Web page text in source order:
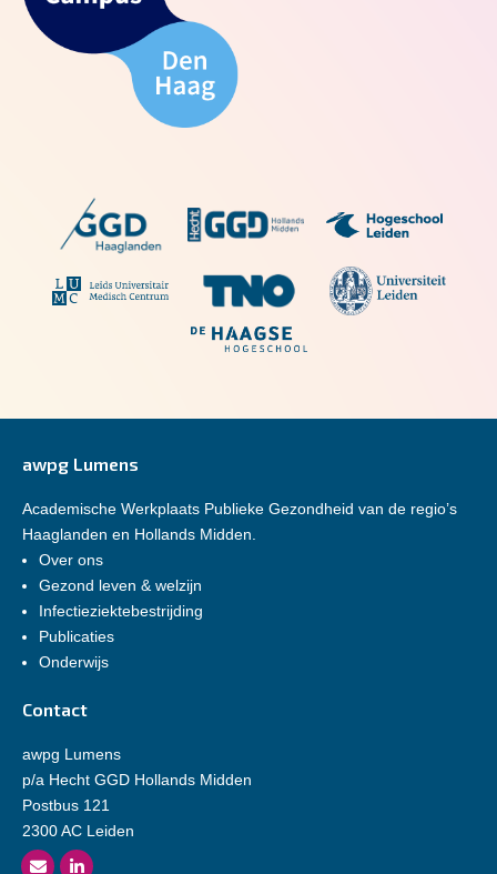
awpg Lumens
Academische Werkplaats Publieke Gezondheid van de regio’s
Haaglanden en Hollands Midden.
Over ons
Gezond leven & welzijn
Infectieziektebestrijding
Publicaties
Onderwijs
Contact
awpg Lumens
p/a Hecht GGD Hollands Midden
Postbus 121
2300 AC Leiden